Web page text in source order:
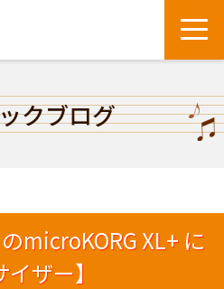
クブログ
microKORG XL+ に
ザー】